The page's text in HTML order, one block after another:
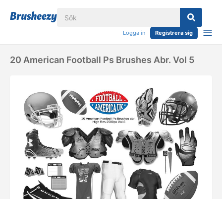
Logga in Registrera sig
20 American Football Ps Brushes Abr. Vol 5